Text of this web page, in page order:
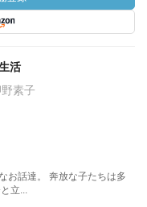
活
素子
お話達。 奔放な子たちは多
立...